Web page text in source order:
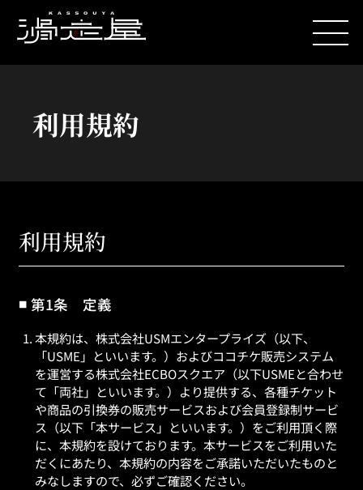
利用規約
利用規約
第1条 定義
本規約は、株式会社USMエンタープライズ（以下、
「USME」といいます。）およびココチケ販売システム
を運営する株式会社ECBOスクエア（以下USMEと合わせ
て「両社」といいます。）より提供する、各種チケット
や商品の引換券の販売サービスおよび会員登録制サービ
ス（以下「本サービス」といいます。）をご利用頂く際
に、本規約を設けております。本サービスをご利用いた
だくにあたり、本規約の内容をご承諾いただいたものと
みなしますので、必ずご確認ください。